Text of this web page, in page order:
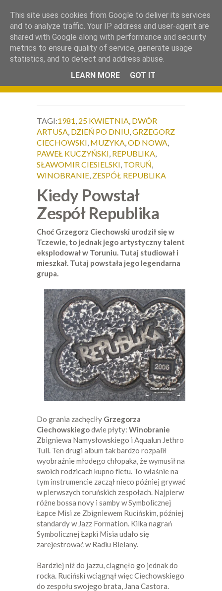
Okiem Obiektywu.
TAGI:1981, 25 KWIETNIA, DWÓR
ARTUSA, DZIEŃ PO DNIU,GRZEGORZ
CIECHOWSKI, MUZYKA,OD NOWA,
PAWEŁ KUCZYŃSKI, REPUBLIKA,
SŁAWOMIR CIESIELSKI, TORUŃ,
WINOBRANIE, ZESPÓŁ REPUBLIKA
Kiedy Powstał
Zespół Republika
Choć Grzegorz Ciechowski urodził się w
Tczewie, to jednak jego artystyczny talent
eksplodował w Toruniu. Tutaj studiował i
mieszkał. Tutaj powstała jego legendarna
grupa.
Do grania zachęciły Grzegorza
Ciechowskiegodwie płyty: Winobranie
Zbigniewa Namysłowskiego i Aqualun Jethro
Tull. Ten drugi album tak bardzo rozpalił
wyobraźnie młodego chłopaka, że wymusił na
swoich rodzicach kupno fletu. To właśnie na
tym instrumencie zaczął nieco później grywać
w pierwszych toruńskich zespołach. Najpierw
różne bossa novy i samby w Symbolicznej
Łapce Misi ze Zbigniewem Rucińskim, później
standardy w Jazz Formation. Kilka nagrań
Symbolicznej Łapki Misia udało się
zarejestrować w Radiu Bielany.
Bardziej niż do jazzu, ciągnęło go jednak do
rocka. Ruciński wciągnął więc Ciechowskiego
do zespołu swojego brata, Jana Castora.
This site uses cookies from Google to deliver its services
and to analyze traffic. Your IP address and user-agent are
shared with Google along with performance and security
metrics to ensure quality of service, generate usage
statistics, and to detect and address abuse.
LEARN MORE
GOT IT